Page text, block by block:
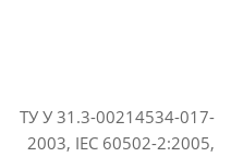
ТУ У 31.3-00214534-017-
2003, IEC 60502-2:2005,